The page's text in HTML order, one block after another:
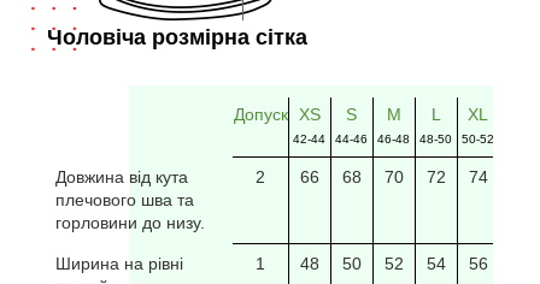
Чоловіча розмірна сітка
Допуск XS
42-44
S
44-46
M
46-48
L
48-50
XL
50-52
Довжина від кута
плечового шва та
горловини до низу.
2 66 68 70 72 74
Ширина на рівні
1 48 50 52 54 56